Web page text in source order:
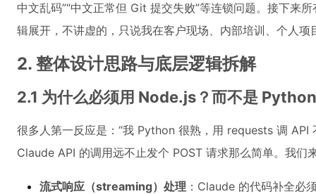
中文乱码”“中文正常但 Git 提交失败”等连锁问题。接下来
辑展开，不讲虚的，只说我在客户现场、内部培训、个人
2. 整体设计思路与底层逻辑拆解
2.1 为什么必须用 Node.js？而不是
很多人第一反应是：“我 Python 很熟，用 requests 调
Claude API 的调用远不止发个 POST 请求那么简单。我们
流式响应（streaming）处理 ：Claude 的代码补全必